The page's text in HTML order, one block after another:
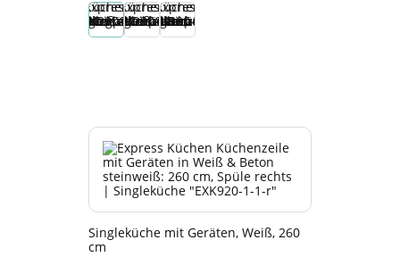
Singleküche mit Geräten, Weiß, 260
cm